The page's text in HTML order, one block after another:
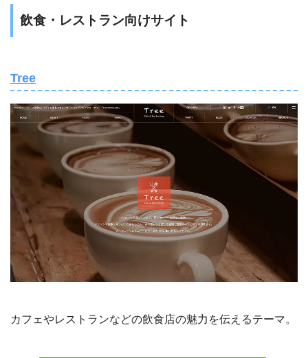
飲食・レストラン向けサイト
Tree
カフェやレストランなどの飲食店の魅力を伝えるテーマ。